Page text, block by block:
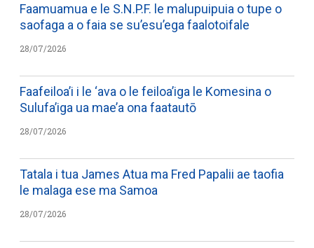
Faamuamua e le S.N.P.F. le malupuipuia o tupe o
saofaga a o faia se su’esu’ega faalotoifale
28/07/2026
Faafeiloa’i i le ‘ava o le feiloa’iga le Komesina o
Sulufa’iga ua mae’a ona faatautō
28/07/2026
Tatala i tua James Atua ma Fred Papalii ae taofia
le malaga ese ma Samoa
28/07/2026